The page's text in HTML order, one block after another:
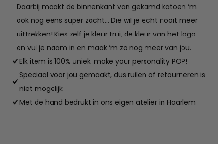
Daarbij maakt de binnenkant van gekamd katoen ‘m
ook nog eens super zacht… Die wil je echt nooit meer
uittrekken! Kies zelf je kleur trui, de kleur van het logo
en vul je naam in en maak ‘m zo nog meer van jou.
Elk item is 100% uniek, make your personality POP!
Speciaal voor jou gemaakt, dus ruilen of retourneren is
niet mogelijk
Met de hand bedrukt in ons eigen atelier in Haarlem